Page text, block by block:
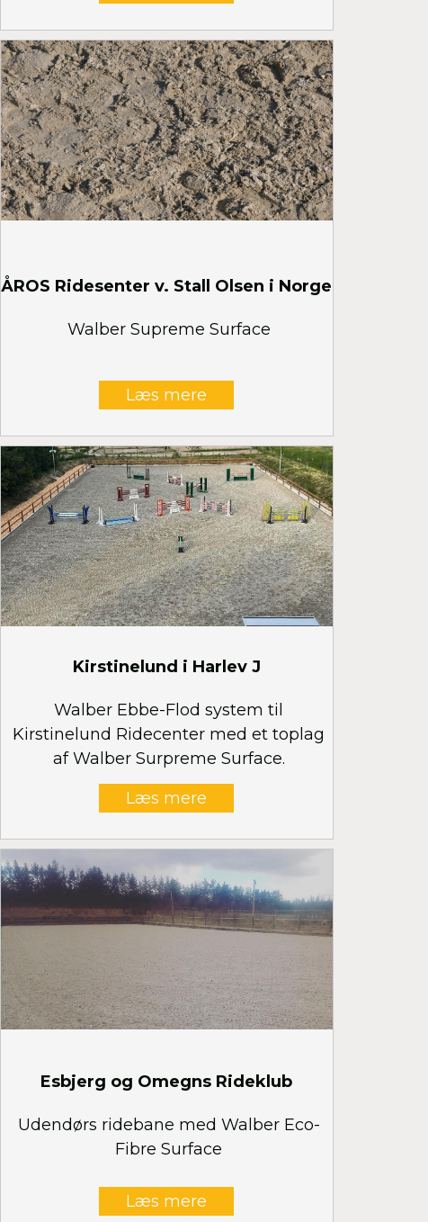
ÅROS Ridesenter v. Stall Olsen i Norge
Walber Supreme Surface
Læs mere
Kirstinelund i Harlev J
Walber Ebbe-Flod system til
Kirstinelund Ridecenter med et toplag
af Walber Surpreme Surface.
Læs mere
Esbjerg og Omegns Rideklub
Udendørs ridebane med Walber Eco-
Fibre Surface
Læs mere